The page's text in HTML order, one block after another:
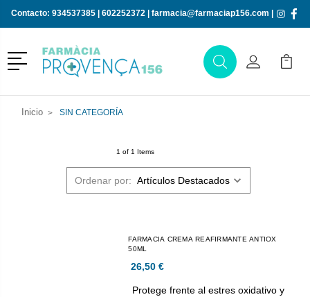
Contacto: 934537385| 602252372| farmacia@farmaciap156.com
Menú
BuscarMi Cuenta
Mi
Inicio SIN CATEGORÍA
1 of 1 Items
Ordenar por:
FARMACIA CREMA REAFIRMANTE ANTIOX
50ML
26,50 €
Protege frente al estres oxidativo y